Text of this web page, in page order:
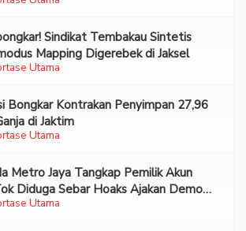
Utama
Sindikat Tembakau Sintetis
Mapping Digerebek di Jaksel
Utama
Bongkar Kontrakan Penyimpan 27,96
di Jaktim
Utama
Metro Jaya Tangkap Pemilik Akun
Diduga Sebar Hoaks Ajakan Demo
Prabowo-Gibran